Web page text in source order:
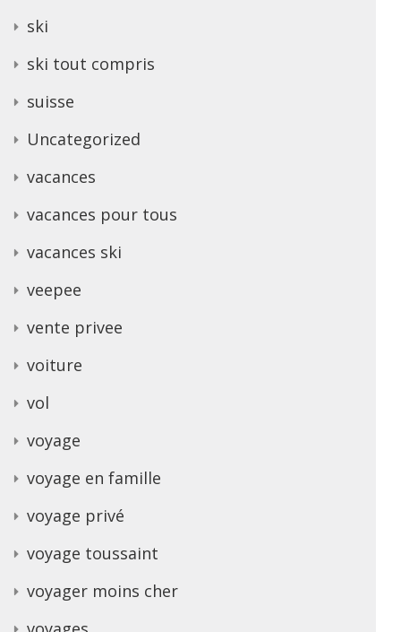
ski
ski tout compris
suisse
Uncategorized
vacances
vacances pour tous
vacances ski
veepee
vente privee
voiture
vol
voyage
voyage en famille
voyage privé
voyage toussaint
voyager moins cher